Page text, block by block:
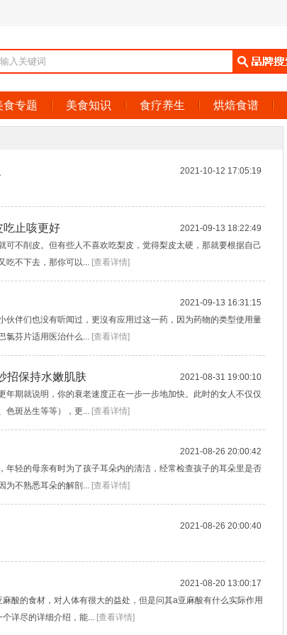
食专题 美食知识 食疗养生 烘焙食谱
2021-10-12 17:05:19
吃止咳更好
2021-09-13 18:22:49
不削皮。但有些人不喜欢吃梨皮，觉得梨皮太硬，那就要根据自己
吃不下去，那你可以... [查看详情]
2021-09-13 16:31:15
伙伴们也没有听闻过，更沒有应用过这一药，因为药物的类型使用量
氯芬片适用医治什么... [查看详情]
招保持水嫩肌肤
2021-08-31 19:00:10
期就说明，你的衰老速度正在一步一步地加快。此时的女人不仅仅
色斑丛生等等），更... [查看详情]
2021-08-26 20:00:42
年轻的母亲有时为了孩子耳朵内的清洁，经常检查孩子的耳朵里是否
为不熟悉耳朵的解剖... [查看详情]
2021-08-26 20:00:40
2021-08-20 13:00:17
酸的食材，对人体有很大的益处，但是问其a亚麻酸有什么实际作用
详尽的详细介绍，能... [查看详情]